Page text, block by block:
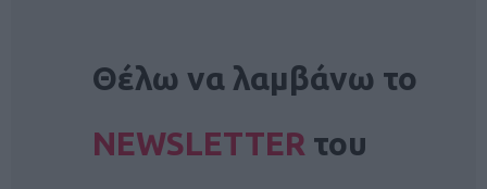
Θέλω να λαμβάνω το
NEWSLETTER του